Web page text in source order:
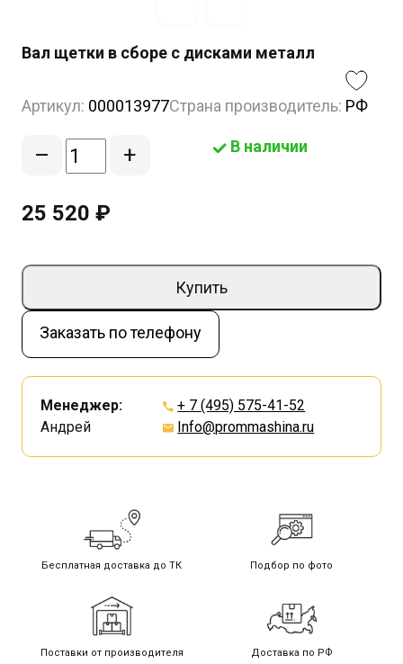
Вал щетки в сборе с дисками металл
Артикул: 000013977Страна производитель: РФ
– + В наличии
25 520 ₽
Купить
Заказать по телефону
Менеджер:
Андрей
+ 7 (495) 575-41-52
Info@prommashina.ru
Бесплатная доставка до ТК Подбор по фото
Поставки от производителя Доставка по РФ